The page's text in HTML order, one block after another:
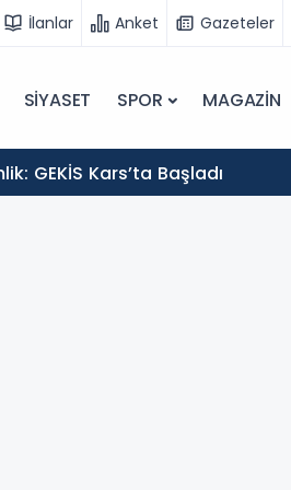
İlanlar Anket Gazeteler
SİYASET SPOR MAGAZİN
GEKİS Kars’ta Başladı